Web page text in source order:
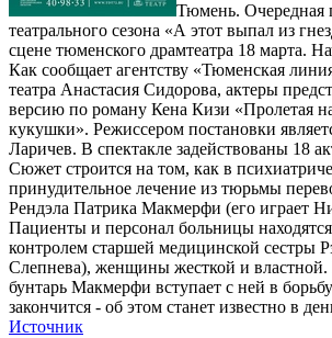
Тюмень. Очередная
театрального сезона «А этот выпал из
сцене тюменского драмтеатра 18 марта.
Как сообщает агентству «Тюменская
театра Анастасия Сидорова, актеры
версию по роману Кена Кизи «Пролетая
кукушки». Режиссером постановки
Ларичев. В спектакле задействованы 18
Сюжет строится на том, как в
принудительное лечение из тюрьмы
Рендэла Патрика Макмерфи (его играет
Пациенты и персонал больницы
контролем старшей медицинской сестры
Слепнева), женщины жесткой и властной.
бунтарь Макмерфи вступает с ней в
закончится - об этом станет известно в
Источник